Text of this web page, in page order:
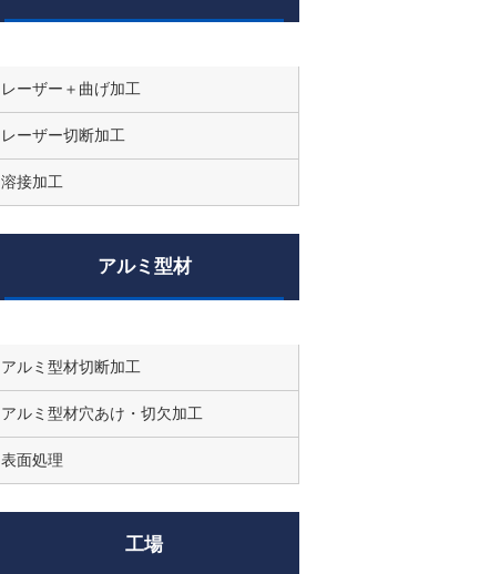
レーザー＋曲げ加工
レーザー切断加工
溶接加工
アルミ型材
アルミ型材切断加工
アルミ型材穴あけ・切欠加工
表面処理
工場